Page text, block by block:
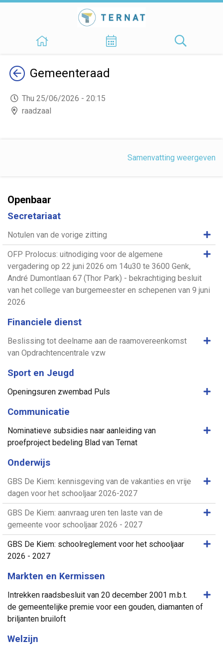
TerugGemeenteraad
Thu 25/06/2026 - 20:15
raadzaal
Samenvatting weergeven
Openbaar
Secretariaat
Notulen van de vorige zitting
OFP Prolocus: uitnodiging voor de algemene
vergadering op 22 juni 2026 om 14u30 te 3600 Genk,
André Dumontlaan 67 (Thor Park) - bekrachtiging besluit
van het college van burgemeester en schepenen van 9 juni
2026
Financiele dienst
Beslissing tot deelname aan de raamovereenkomst
van Opdrachtencentrale vzw
Sport en Jeugd
Openingsuren zwembad Puls
Communicatie
Nominatieve subsidies naar aanleiding van
proefproject bedeling Blad van Ternat
Onderwijs
GBS De Kiem: kennisgeving van de vakanties en vrije
dagen voor het schooljaar 2026-2027
GBS De Kiem: aanvraag uren ten laste van de
gemeente voor schooljaar 2026 - 2027
GBS De Kiem: schoolreglement voor het schooljaar
2026 - 2027
Markten en Kermissen
Intrekken raadsbesluit van 20 december 2001 m.b.t.
de gemeentelijke premie voor een gouden, diamanten of
briljanten bruiloft
Welzijn